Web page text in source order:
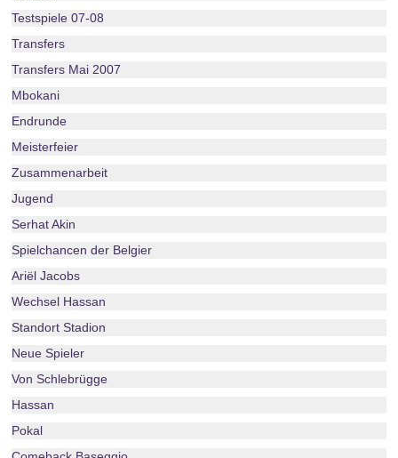
Testspiele 07-08
Transfers
Transfers Mai 2007
Mbokani
Endrunde
Meisterfeier
Zusammenarbeit
Jugend
Serhat Akin
Spielchancen der Belgier
Ariël Jacobs
Wechsel Hassan
Standort Stadion
Neue Spieler
Von Schlebrügge
Hassan
Pokal